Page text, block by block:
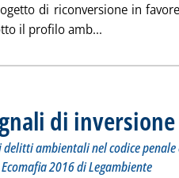
di riconversione in
il profilo amb...
di
ambientali nel codice penale
2016 di Legambiente